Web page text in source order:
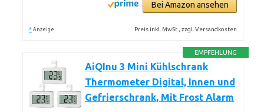
Bei Amazon ansehen
* Anzeige Preis inkl. MwSt., zzgl. Versandkosten
EMPFEHLUNG
AiQInu 3 Mini Kühlschrank
Thermometer Digital, Innen und
Gefrierschrank, Mit Frost Alarm